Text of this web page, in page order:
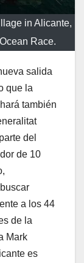
in Alicante,
Race.
salida
que la
también
del
de 10
a los 44
de la
Mark
es